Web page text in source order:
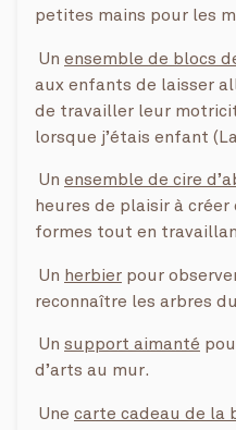
petites mains pour les
Un ensemble de blocs
aux enfants de laisser
de travailler leur
lorsque j’étais enfant
Un ensemble de cire
heures de plaisir à créer
formes tout en
Un herbier pour
reconnaître les arbres
Un support aimanté
d’arts au mur.
Une carte cadeau de la